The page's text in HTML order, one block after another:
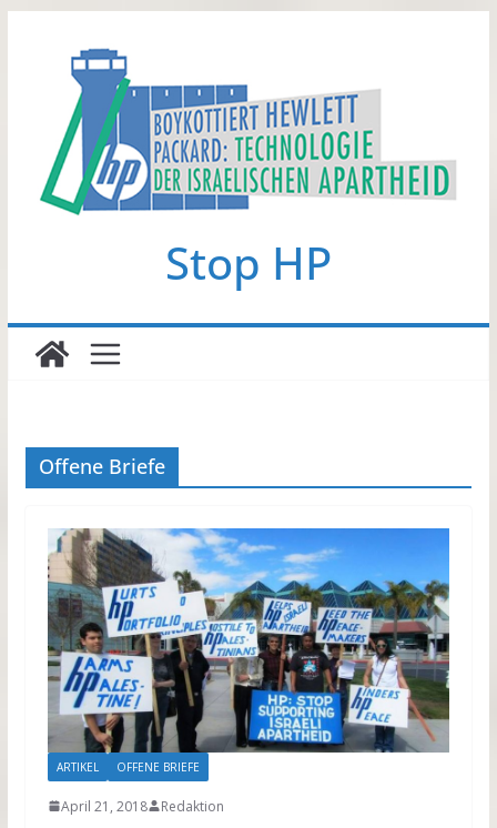
springen
Stop HP
Offene Briefe
ARTIKEL OFFENE BRIEFE
April 21, 2018 Redaktion